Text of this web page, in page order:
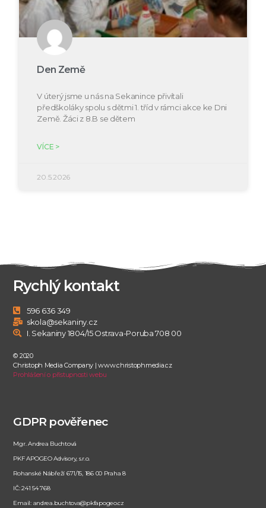
Den Země
V úterý jsme u nás na Sekanince přivítali
předškoláky spolu s dětmi 1. tříd v rámci akce ke Dni
Země. Žáci z 8.B se dětem
VÍCE >
20.5.2026
Rychlý kontakt
596 636 349
skola@sekaniny.cz
I. Sekaniny 1804/15 Ostrava-Poruba 708 00
© 2020
Christoph Media Company | www.christophmedia.cz
Prohlášení o přístupnosti webu
GDPR pověřenec
Mgr. Andrea Buchtová
PKF APOGEO Advisory, s.r.o.
Rohanské Nábřeží 671/15, 186 00 Praha 8
IČ: 241 54 768
Email: andrea.buchtova@pkfapogeo.cz